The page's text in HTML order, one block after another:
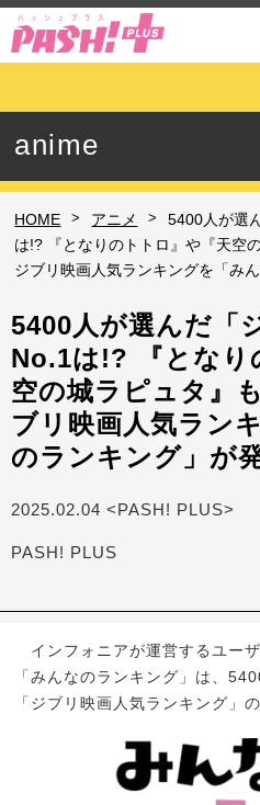
anime
HOME > アニメ >
5400人が選
は!? 『となりのトトロ』や『天空
ジブリ映画人気ランキングを「み
5400人が選んだ「
No.1は!? 『となり
空の城ラピュタ』
ブリ映画人気ラン
のランキング」が
2025.02.04 <PASH! PLUS>
PASH! PLUS
インフォニアが運営するユー
「みんなのランキング」は、
「ジブリ映画人気ランキング」